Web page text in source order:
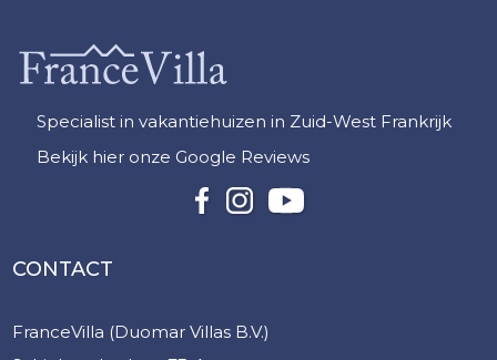
Specialist in vakantiehuizen in Zuid-West Frankrijk
Bekijk hier onze Google Reviews
CONTACT
FranceVilla (Duomar Villas B.V.)